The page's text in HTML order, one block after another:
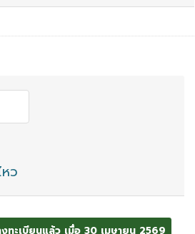
ว
ทะเบียนแล้ว เมื่อ 30 เมษายน 2569